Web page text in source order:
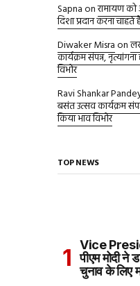
Sapnaonरामायण
दिशा प्रदान करना चाहते
Diwaker Misraon
कार्यक्रम संपन्न, नृत्यांगना
विभोर
Ravi Shankar
बसंत उत्सव कार्यक्रम
किया भाव विभोर
TOP NEWS
Vice
पीएम मोदी ने
चुनाव के लिए